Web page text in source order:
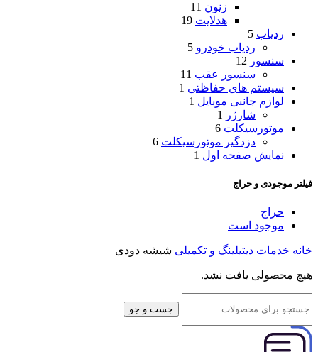
زنون 11
هدلایت 19
ردیاب 5
ردیاب خودرو 5
سنسور 12
سنسور عقب 11
سیستم های حفاظتی 1
لوازم جانبی موبایل 1
شارژر
1
موتورسیکلت 6
دزدگیر موتورسیکلت 6
نمایش صفحه اول 1
فیلتر موجودی و حراج
حراج
موجود است
خانه خدمات دیتیلینگ و تکمیلی شیشه دودی
هیچ محصولی یافت نشد.
جست و جو